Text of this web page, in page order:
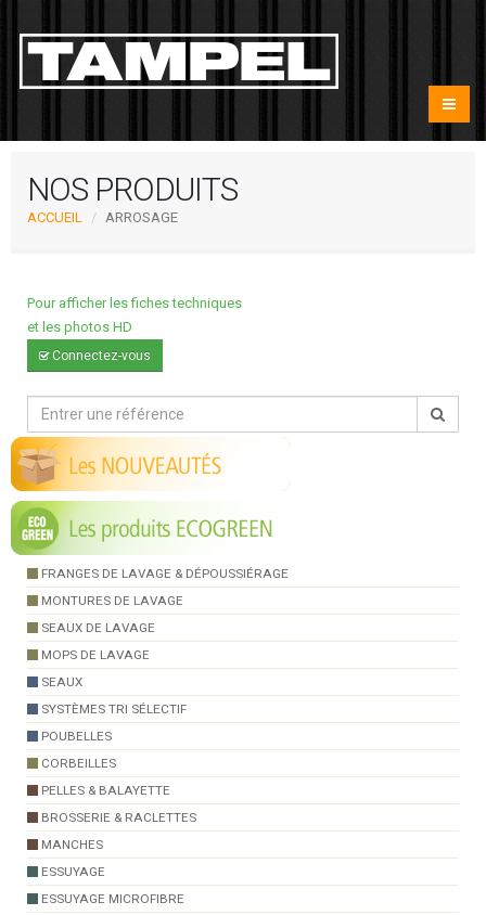
NOS PRODUITS
ACCUEIL ARROSAGE
Pour afficher les fiches techniques
et les photos HD
Connectez-vous
FRANGES DE LAVAGE & DÉPOUSSIÉRAGE
MONTURES DE LAVAGE
SEAUX DE LAVAGE
MOPS DE LAVAGE
SEAUX
SYSTÈMES TRI SÉLECTIF
POUBELLES
CORBEILLES
PELLES & BALAYETTE
BROSSERIE & RACLETTES
MANCHES
ESSUYAGE
ESSUYAGE MICROFIBRE